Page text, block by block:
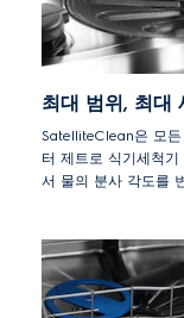
최대 범위, 최대
SatelliteClean은 모
터 제트로 식기세척
서 물의 분사 각도를
*자사 표준 spray